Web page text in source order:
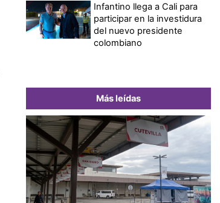
Infantino llega a Cali para
participar en la investidura
del nuevo presidente
colombiano
Más leídas